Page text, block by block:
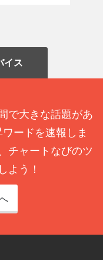
イス
で大きな話題があ
ードを速報しま
チャートなびのツ
よう！